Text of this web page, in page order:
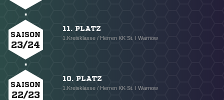
SAISON
23/24
11. PLATZ
1.Kreisklasse / Herren KK St. I Warnow
SAISON
22/23
10. PLATZ
1.Kreisklasse / Herren KK St. I Warnow